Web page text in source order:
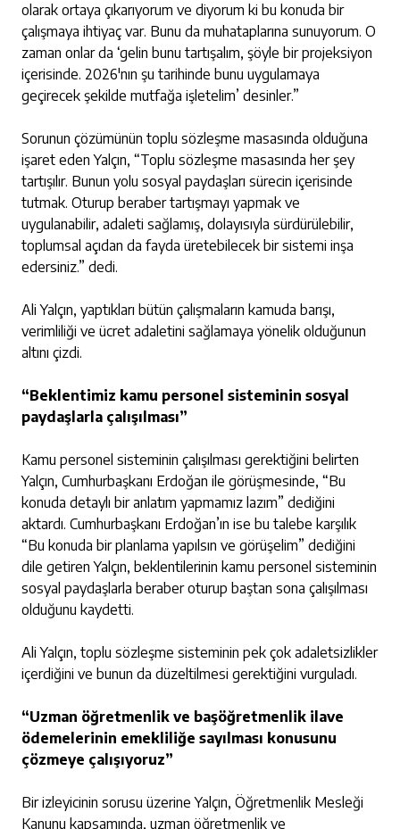
olarak ortaya çıkarıyorum ve diyorum ki bu konuda bir
çalışmaya ihtiyaç var. Bunu da muhataplarına sunuyorum. O
zaman onlar da ‘gelin bunu tartışalım, şöyle bir projeksiyon
içerisinde. 2026'nın şu tarihinde bunu uygulamaya
geçirecek şekilde mutfağa işletelim’ desinler.”
Sorunun çözümünün toplu sözleşme masasında olduğuna
işaret eden Yalçın, “Toplu sözleşme masasında her şey
tartışılır. Bunun yolu sosyal paydaşları sürecin içerisinde
tutmak. Oturup beraber tartışmayı yapmak ve
uygulanabilir, adaleti sağlamış, dolayısıyla sürdürülebilir,
toplumsal açıdan da fayda üretebilecek bir sistemi inşa
edersiniz.” dedi.
Ali Yalçın, yaptıkları bütün çalışmaların kamuda barışı,
verimliliği ve ücret adaletini sağlamaya yönelik olduğunun
altını çizdi.
“Beklentimiz kamu personel sisteminin sosyal
paydaşlarla çalışılması”
Kamu personel sisteminin çalışılması gerektiğini belirten
Yalçın, Cumhurbaşkanı Erdoğan ile görüşmesinde, “Bu
konuda detaylı bir anlatım yapmamız lazım” dediğini
aktardı. Cumhurbaşkanı Erdoğan’ın ise bu talebe karşılık
“Bu konuda bir planlama yapılsın ve görüşelim” dediğini
dile getiren Yalçın, beklentilerinin kamu personel sisteminin
sosyal paydaşlarla beraber oturup baştan sona çalışılması
olduğunu kaydetti.
Ali Yalçın, toplu sözleşme sisteminin pek çok adaletsizlikler
içerdiğini ve bunun da düzeltilmesi gerektiğini vurguladı.
“Uzman öğretmenlik ve başöğretmenlik ilave
ödemelerinin emekliliğe sayılması konusunu
çözmeye çalışıyoruz”
Bir izleyicinin sorusu üzerine Yalçın, Öğretmenlik Mesleği
Kanunu kapsamında, uzman öğretmenlik ve